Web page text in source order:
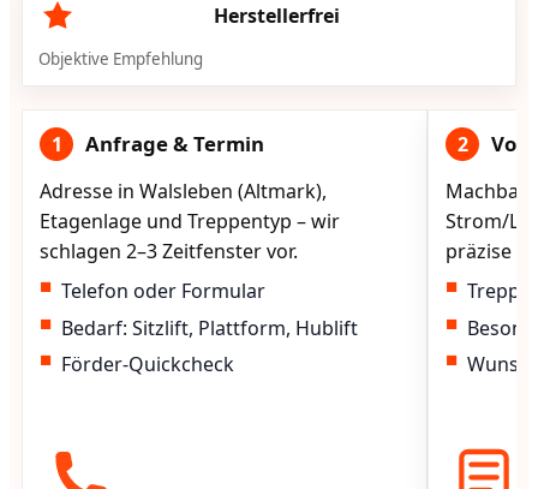
Herstellerfrei
Objektive Empfehlung
1 Anfrage & Termin
Adresse in Walsleben (Altmark),
Etagenlage und Treppentyp – wir
schlagen 2–3 Zeitfenster vor.
Telefon oder Formular
Bedarf: Sitzlift, Plattform, Hublift
Förder-Quickcheck
2
Strom/
präzise